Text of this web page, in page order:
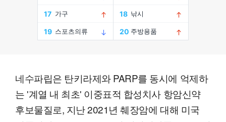
네수파립은 탄키라제와 PARP를 동시에 억제하
는 '계열 내 최초' 이중표적 합성치사 항암신약
후보물질로, 지난 2021년 췌장암에 대해 미국